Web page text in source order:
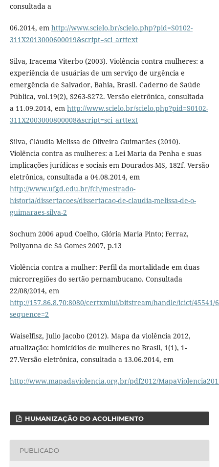
consultada a
06.2014, em http://www.scielo.br/scielo.php?pid=S0102-
311X2013000600019&script=sci_arttext
Silva, Iracema Viterbo (2003). Violência contra mulheres: a
experiência de usuárias de um serviço de urgência e
emergência de Salvador, Bahia, Brasil. Caderno de Saúde
Pública, vol.19(2), S263-S272. Versão eletrônica, consultada
a 11.09.2014, em http://www.scielo.br/scielo.php?pid=S0102-
311X2003000800008&script=sci_arttext
Silva, Cláudia Melissa de Oliveira Guimarães (2010).
Violência contra as mulheres: a Lei Maria da Penha e suas
implicações jurídicas e sociais em Dourados-MS, 182f. Versão
eletrônica, consultada a 04.08.2014, em
http://www.ufgd.edu.br/fch/mestrado-
historia/dissertacoes/dissertacao-de-claudia-melissa-de-o-
guimaraes-silva-2
Sochum 2006 apud Coelho, Glória Maria Pinto; Ferraz,
Pollyanna de Sá Gomes 2007, p.13
Violência contra a mulher: Perfil da mortalidade em duas
microrregiões do sertão pernambucano. Consultada
22/08/2014, em
http://157.86.8.70:8080/certxmlui/bitstream/handle/icict/45541/
sequence=2
Waiselfisz, Julio Jacobo (2012). Mapa da violência 2012,
atualização: homicídios de mulheres no Brasil, 1(1), 1-
27.Versão eletrônica, consultada a 13.06.2014, em
http://www.mapadaviolencia.org.br/pdf2012/
HUMANIZAÇÃO DO ACOLHIMENTO
PUBLICADO